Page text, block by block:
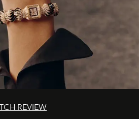
REVIEW